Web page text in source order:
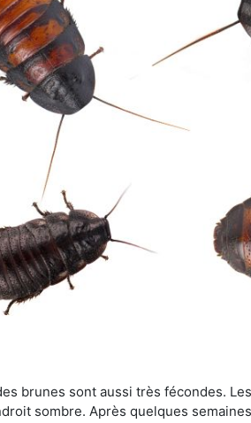
brunes sont aussi très fécondes.
sombre. Après quelques